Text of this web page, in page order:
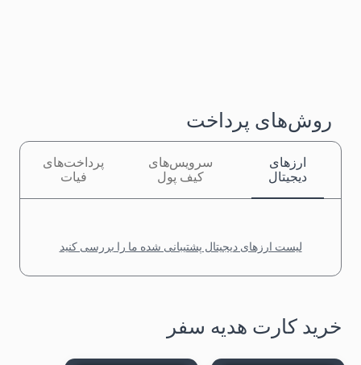
روش‌های پرداخت
ارزهای
دیجیتال
سرویس‌های
کیف پول
پرداخت‌های
فیات
لیست ارزهای دیجیتال پشتیبانی شده ما را بررسی کنید
خرید کارت هدیه سفر